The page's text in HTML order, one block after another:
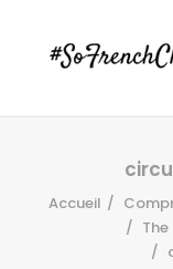
Accueil